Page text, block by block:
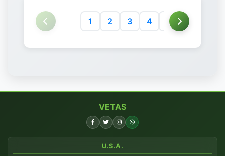
1 2 3 4 5 6
VETAS
U.S.A.